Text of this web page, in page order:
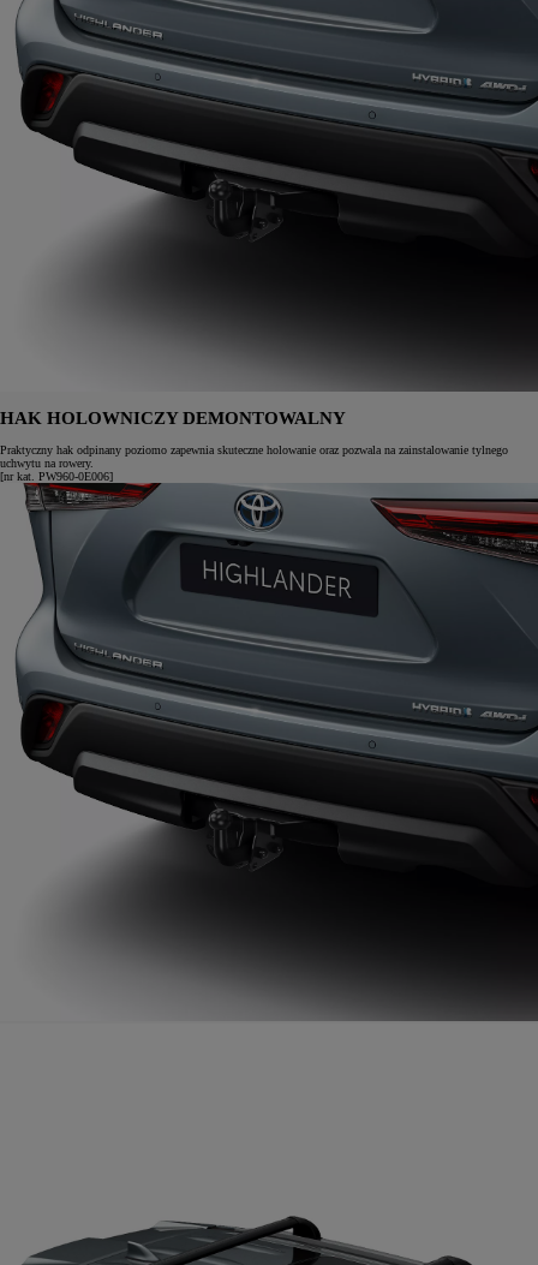
HAK HOLOWNICZY DEMONTOWALNY
Praktyczny hak odpinany poziomo zapewnia skuteczne holowanie oraz pozwala na zainstalowanie tylnego
uchwytu na rowery.
[nr kat. PW960-0E006]